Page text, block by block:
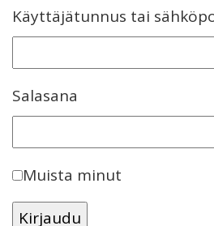
Käyttäjätunnus tai
Salasana
Muista minut